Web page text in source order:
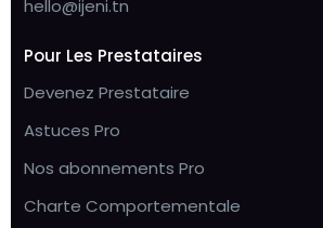
hello@ijeni.tn
Pour Les Prestataires
Devenez Prestataire
Astuces Pro
Nos abonnements Pro
Charte Comportementale